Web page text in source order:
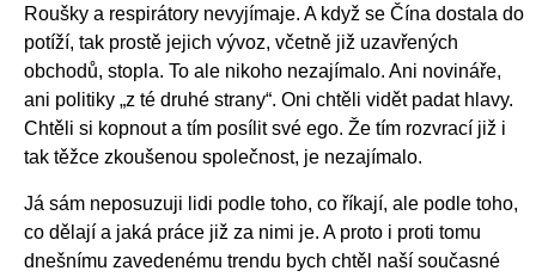
Roušky a respirátory nevyjímaje. A když se Čína dostala do
potíží, tak prostě jejich vývoz, včetně již uzavřených
obchodů, stopla. To ale nikoho nezajímalo. Ani novináře,
ani politiky „z té druhé strany“. Oni chtěli vidět padat hlavy.
Chtěli si kopnout a tím posílit své ego. Že tím rozvrací již i
tak těžce zkoušenou společnost, je nezajímalo.
Já sám neposuzuji lidi podle toho, co říkají, ale podle toho,
co dělají a jaká práce již za nimi je. A proto i proti tomu
dnešnímu zavedenému trendu bych chtěl naší současné